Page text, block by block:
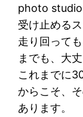
photo studio
受け止める
走り回って
までも、大丈
これまでに
からこそ、
あります。